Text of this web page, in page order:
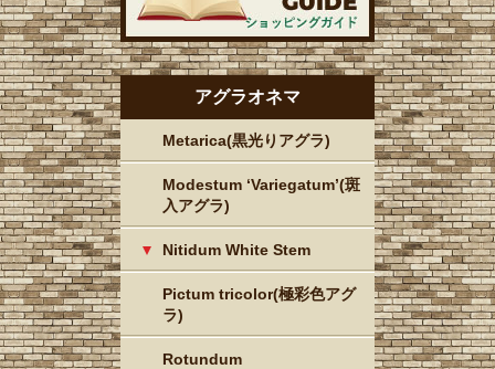
アグラオネマ
Metarica(黒光りアグラ)
Modestum ‘Variegatum’(斑
入アグラ)
Nitidum White Stem
Pictum tricolor(極彩色アグ
ラ)
Rotundum